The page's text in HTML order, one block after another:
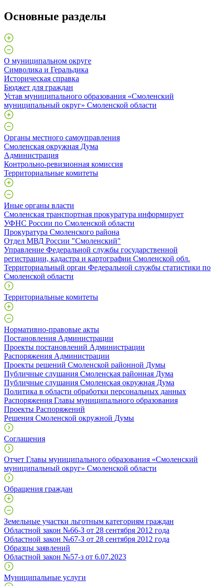
Основные разделы
О муниципальном округе
Символика и Геральдика
Историческая справка
Бюджет для граждан
Устав муниципального образования «Смоленский
муниципальный округ» Смоленской области
Органы местного самоуправления
Смоленская окружная Дума
Администрация
Контрольно-ревизионная комиссия
Территориальные комитеты
Иные органы власти
Смоленская транспортная прокуратура информирует
УФНС России по Смоленской области
Прокуратура Смоленского района
Отдел МВД России "Смоленский"
Управление Федеральной службы государственной
регистрации, кадастра и картографии Смоленской обл.
Территориальный орган Федеральной службы статистики по
Смоленской области
Территориальные комитеты
Нормативно-правовые акты
Постановления Администрации
Проекты постановлений Администрации
Распоряжения Администрации
Проекты решений Смоленской районной Думы
Публичные слушания Смоленская районная Дума
Публичные слушания Смоленская окружная Дума
Политика в области обработки персональных данных
Распоряжения Главы муниципального образования
Проекты Распоряжений
Решения Смоленской окружной Думы
Соглашения
Отчет Главы муниципального образования «Смоленский
муниципальный округ» Смоленской области
Обращения граждан
Земельные участки льготным категориям граждан
Областной закон №66-З от 28 сентября 2012 года
Областной закон №67-З от 28 сентября 2012 года
Образцы заявлений
Областной закон №57-з от 6.07.2023
Муниципальные услуги